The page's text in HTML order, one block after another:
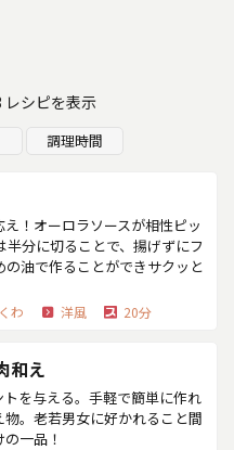
レシピを表示
調理時間
！オーロラソースが相性ピッ
半分に切ることで、揚げずにフ
の油で作ることができサクッと
わ 洋風 20分
和え
を与える。手軽で簡単に作れ
物。老若男女に好かれること間
一品！